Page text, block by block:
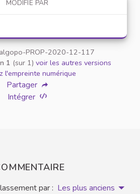
MODIFIÉ PAR
PROP-2020-12-117
1 (sur 1) voir les autres versions
l'empreinte numérique
Partager
Intégrer
par : Les plus anciens